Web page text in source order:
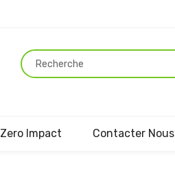
Zero Impact Contacter Nous